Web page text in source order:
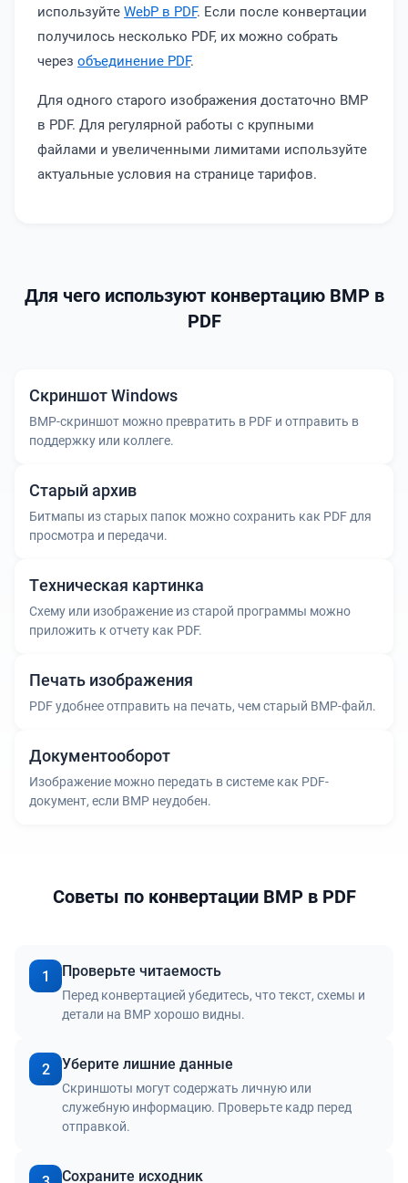
используйте WebP в PDF. Если после конвертации
получилось несколько PDF, их можно собрать
через объединение PDF.
Для одного старого изображения достаточно BMP
в PDF. Для регулярной работы с крупными
файлами и увеличенными лимитами используйте
актуальные условия на странице тарифов.
Для чего используют конвертацию BMP в
PDF
Скриншот Windows
BMP-скриншот можно превратить в PDF и отправить в
поддержку или коллеге.
Старый архив
Битмапы из старых папок можно сохранить как PDF для
просмотра и передачи.
Техническая картинка
Схему или изображение из старой программы можно
приложить к отчету как PDF.
Печать изображения
PDF удобнее отправить на печать, чем старый BMP-файл.
Документооборот
Изображение можно передать в системе как PDF-
документ, если BMP неудобен.
Советы по конвертации BMP в PDF
1 Проверьте читаемость
Перед конвертацией убедитесь, что текст, схемы и
детали на BMP хорошо видны.
2 Уберите лишние данные
Скриншоты могут содержать личную или
служебную информацию. Проверьте кадр перед
отправкой.
Сохраните исходник